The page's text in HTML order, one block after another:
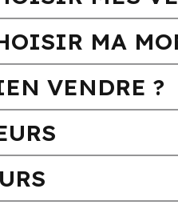
MA
VENDRE ?